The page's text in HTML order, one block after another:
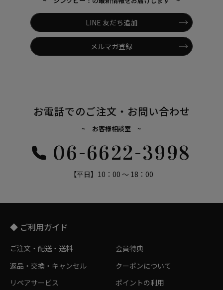
LINE 友だち追加
メルマガ登録
お電話でのご注文・お問い合わせ
~ お客様相談室 ~
06-6622-3998
【平日】10：00 ～ 18：00
◆ ご利用ガイド
ご注文・配送・送料
返品・交換・キャンセル
リペアサービス
会員特典
クーポンについて
ポイントの利用